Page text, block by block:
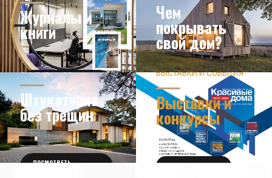
Журналы и
книги
НОВОСТИ ИЗ МИРА
ДИЗАЙНА
Чем
покрывать
свой дом?
УЗНАТЬ БОЛЬШЕ
ЗНАЕТЕ ЛИ ВЫ?
Штукатурка
без трещин
ПОСМОТРЕТЬ
ВЫСТАВКИ И СОБЫТИЯ
Выставки и
конкурсы
ПОЛУЧИТЬ БИЛЕТ